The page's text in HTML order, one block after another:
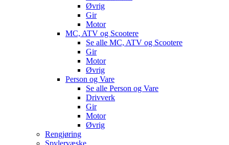
Øvrig
Gir
Motor
MC, ATV og Scootere
Se alle MC, ATV og Scootere
Gir
Motor
Øvrig
Person og Vare
Se alle Person og Vare
Drivverk
Gir
Motor
Øvrig
Rengjøring
Spylervæske